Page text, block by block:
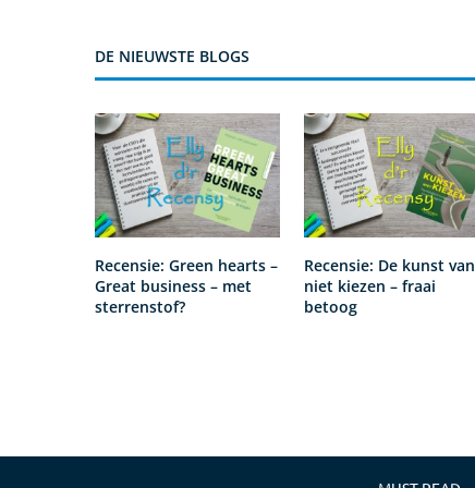
DE NIEUWSTE BLOGS
Recensie: Green hearts –
Great business – met
sterrenstof?
Recensie: De kunst van
niet kiezen – fraai
betoog